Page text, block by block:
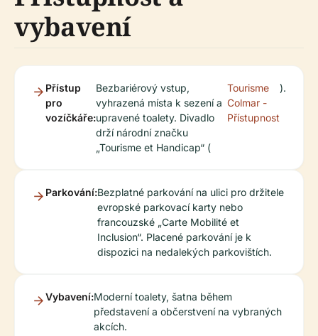
vybavení
Přístup
pro
vozíčkáře:
Bezbariérový vstup,
vyhrazená místa k sezení a
upravené toalety. Divadlo
drží národní značku
„Tourisme et Handicap“ (
Tourisme
Colmar -
Přístupnost
).
Parkování:Bezplatné parkování na ulici pro držitele
evropské parkovací karty nebo
francouzské „Carte Mobilité et
Inclusion“. Placené parkování je k
dispozici na nedalekých parkovištích.
Vybavení:Moderní toalety, šatna během
představení a občerstvení na vybraných
akcích.